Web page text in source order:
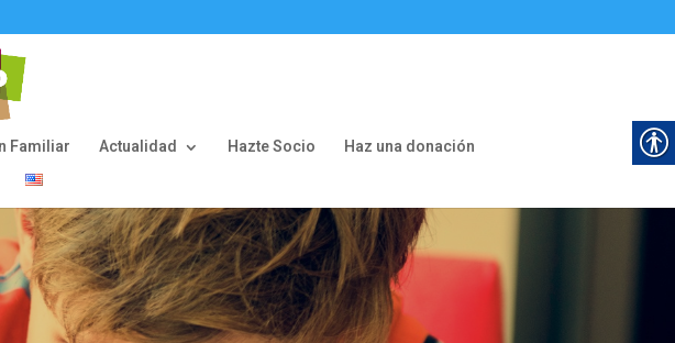
Familiar Actualidad Hazte Socio
Haz una donación